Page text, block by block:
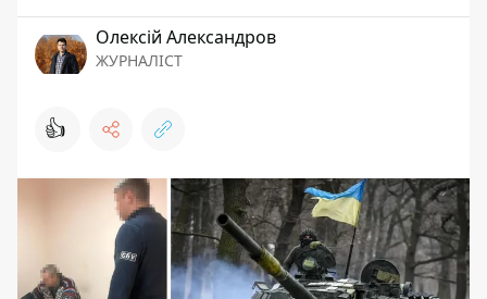
Олексій Александров
ЖУРНАЛІСТ
👍